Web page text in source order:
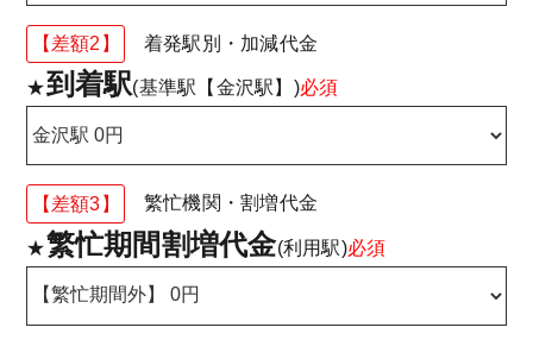
【差額2】 着発駅別・加減代金
★到着駅(基準駅【金沢駅】)必須
【差額3】 繁忙機関・割増代金
★繁忙期間割増代金(利用駅)必須